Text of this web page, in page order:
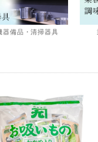
器備品・清掃器具